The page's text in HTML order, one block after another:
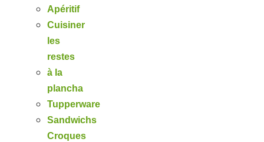
Apéritif
Cuisiner
les
restes
à la
plancha
Tupperware
Sandwichs
Croques